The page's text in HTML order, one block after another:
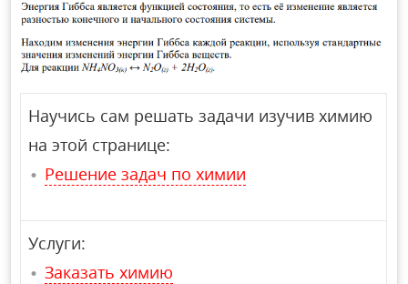
Научись сам решать задачи изучив химию
на этой странице:
Решение задач по химии
Услуги:
Заказать химию